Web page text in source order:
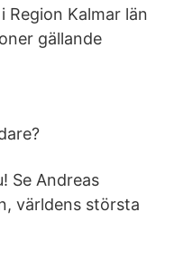
Region Kalmar län
gällande
Se Andreas
världens största